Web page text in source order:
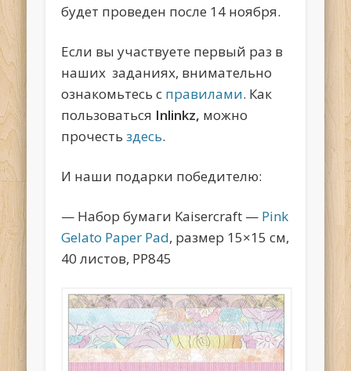
будет проведен после 14 ноября.
Если вы участвуете первый раз в
наших заданиях, внимательно
ознакомьтесь с правилами. Как
пользоваться Inlinkz, можно
прочестьздесь.
И наши подарки победителю:
— Набор бумаги Kaisercraft — Pink
Gelato Paper Pad, размер 15×15 см,
40 листов, PP845